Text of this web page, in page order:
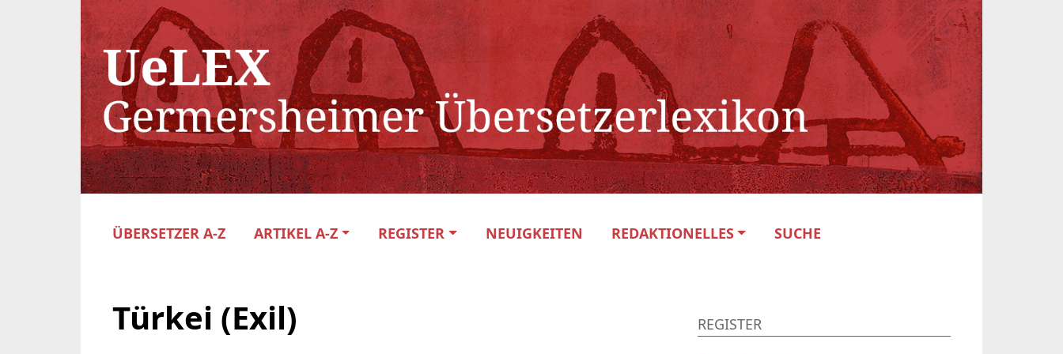
ÜBERSETZER A-Z ARTIKEL A-Z REGISTER NEUIGKEITEN REDAKTIONELLES SUCHE
Türkei (Exil) REGISTER